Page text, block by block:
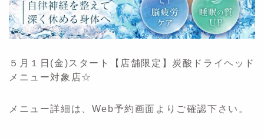
５月１日(金)スタート【店舗限定】炭酸ドライヘッド
メニュー対象店☆
メニュー詳細は、Web予約画面よりご確認下さい。